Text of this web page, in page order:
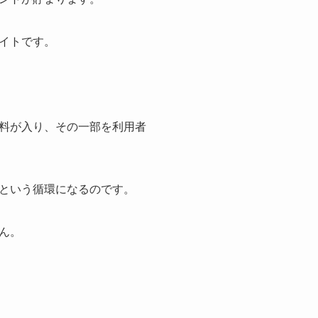
トです。
が入り、その一部を利用者
いう循環になるのです。
。